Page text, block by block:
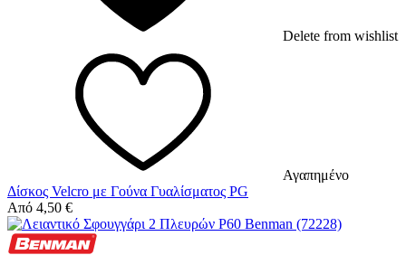
Delete from wishlist
Αγαπημένο
Δίσκος Velcro με Γούνα Γυαλίσματος PG
Από 4,50 €